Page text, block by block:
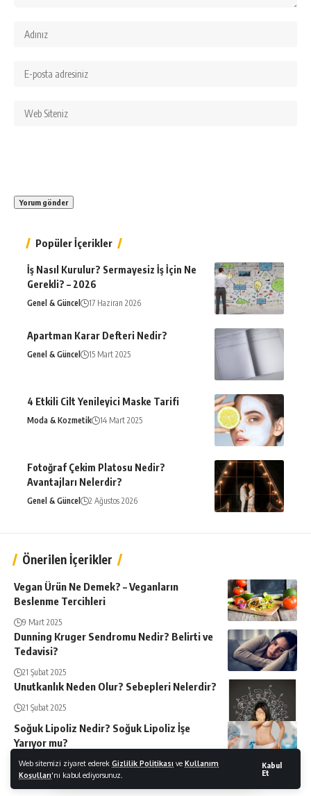
Web sitemizi ziyaret ederek Gizlilik Politikası ve Kullanım
Koşulları'nı kabul ediyorsunuz.
Kabul
Et
Popüler İçerikler
İş Nasıl Kurulur? Sermayesiz İş İçin Ne
Gerekli? – 2026
Genel & Güncel 17 Haziran 2026
Apartman Karar Defteri Nedir?
Genel & Güncel 15 Mart 2025
4 Etkili Cilt Yenileyici Maske Tarifi
Moda & Kozmetik 14 Mart 2025
Fotoğraf Çekim Platosu Nedir?
Avantajları Nelerdir?
Genel & Güncel 2 Ağustos 2026
Önerilen İçerikler
Vegan Ürün Ne Demek? – Veganların
Beslenme Tercihleri
9 Mart 2025
Dunning Kruger Sendromu Nedir? Belirti ve
Tedavisi?
21 Şubat 2025
Unutkanlık Neden Olur? Sebepleri Nelerdir?
21 Şubat 2025
Soğuk Lipoliz Nedir? Soğuk Lipoliz İşe
Yarıyor mu?
26 Şubat 2025